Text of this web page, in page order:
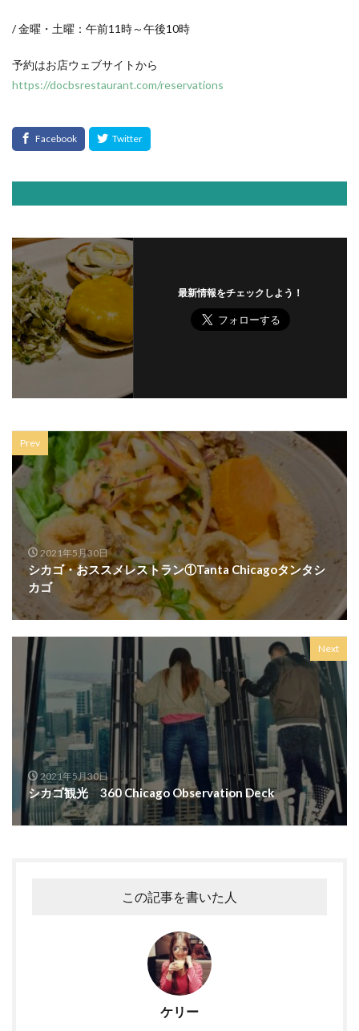
/ 金曜・土曜：午前11時～午後10時
予約はお店ウェブサイトから
https://docbsrestaurant.com/reservations
最新情報をチェックしよう！
Prev
2021年5月30日
シカゴ・おススメレストラン①Tanta Chicagoタンタシ
カゴ
Next
2021年5月30日
シカゴ観光 360 Chicago Observation Deck
この記事を書いた人
ケリー